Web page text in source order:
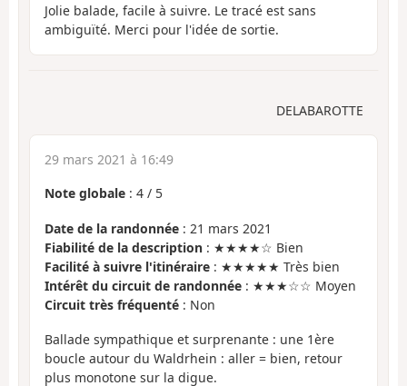
Jolie balade, facile à suivre. Le tracé est sans
ambiguïté. Merci pour l'idée de sortie.
DELABAROTTE
29 mars 2021 à 16:49
Note globale : 4 / 5
Date de la randonnée : 21 mars 2021
Fiabilité de la description : ★★★★☆ Bien
Facilité à suivre l'itinéraire : ★★★★★ Très bien
Intérêt du circuit de randonnée : ★★★☆☆ Moyen
Circuit très fréquenté : Non
Ballade sympathique et surprenante : une 1ère
boucle autour du Waldrhein : aller = bien, retour
plus monotone sur la digue.